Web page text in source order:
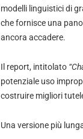
modelli linguistici di
che fornisce una
ancora accadere.
Il report, intitolato
potenziale uso
costruire migliori
Una versione più